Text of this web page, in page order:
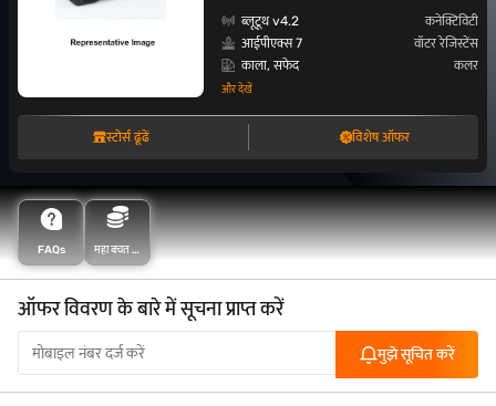
ब्लूटूथ v4.2
कनेक्टिविटी
आईपीएक्स 7
वॉटर रेजिस्टेंस
काला, सफेद
कलर
और देखें
स्टोर्स ढूंढें विशेष ऑफर
FAQs
महा बचत के
साथ अधिक
ऑफर विवरण के बारे में सूचना प्राप्त करें
मुझे सूचित करें